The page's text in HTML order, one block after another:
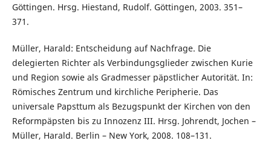
Göttingen. Hrsg. Hiestand, Rudolf. Göttingen, 2003. 351–
371.
Müller, Harald: Entscheidung auf Nachfrage. Die
delegierten Richter als Verbindungsglieder zwischen Kurie
und Region sowie als Gradmesser päpstlicher Autorität. In:
Römisches Zentrum und kirchliche Peripherie. Das
universale Papsttum als Bezugspunkt der Kirchen von den
Reformpäpsten bis zu Innozenz III. Hrsg. Johrendt, Jochen –
Müller, Harald. Berlin – New York, 2008. 108–131.